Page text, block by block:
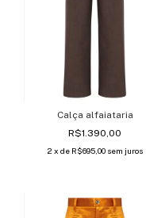
Calça alfaiataria
R$1.390,00
2 x de R$695,00 sem juros